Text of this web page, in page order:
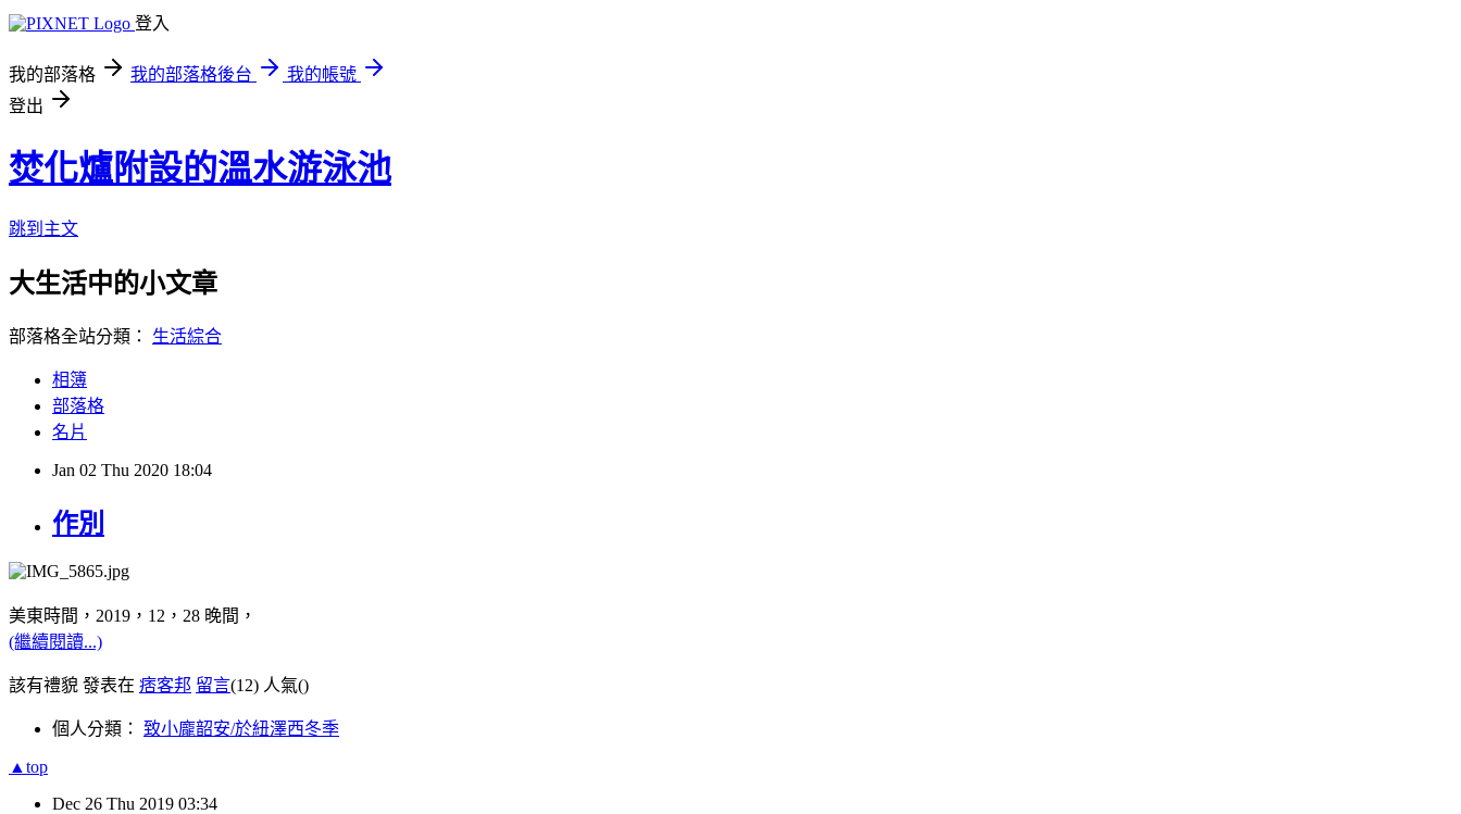
登入
我的部落格 我的部落格後台
我的帳號
登出
焚化爐附設的溫水游泳池
跳到主文
大生活中的小文章
部落格全站分類： 生活綜合
相簿
部落格
名片
Jan 02 Thu 2020 18:04
作別
美東時間，2019，12，28 晚間，
(繼續閱讀...)
該有禮貌 發表在 痞客邦 留言(12) 人氣()
個人分類： 致小龐韶安/於紐澤西冬季
▲top
Dec 26 Thu 2019 03:34